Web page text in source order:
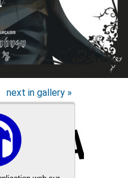
next in gallery »